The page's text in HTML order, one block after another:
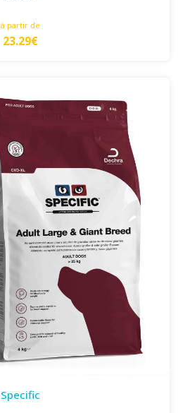
à partir de
23.29€
Specific